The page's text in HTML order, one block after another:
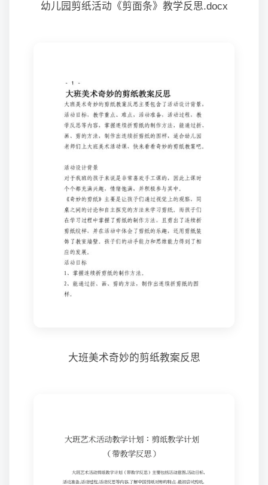
幼儿园剪纸活动《剪面条》教学反思.docx
大班美术奇妙的剪纸教案反思